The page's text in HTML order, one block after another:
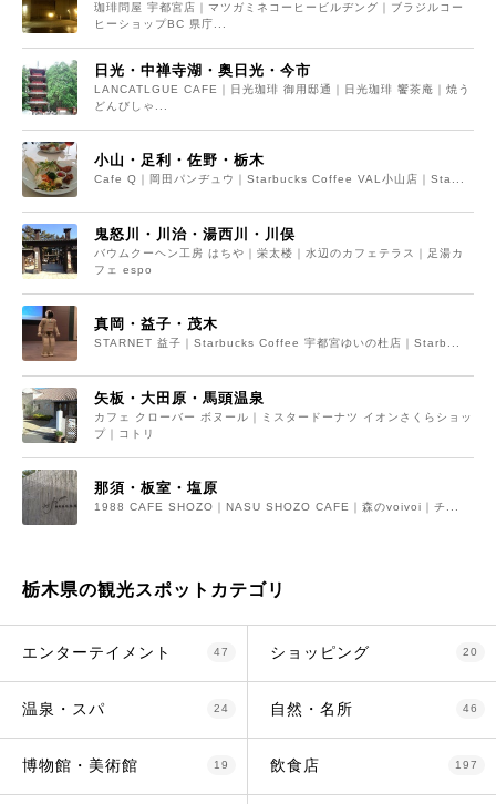
珈琲問屋 宇都宮店｜マツガミネコーヒービルヂング｜ブラジルコー
ヒーショップBC 県庁...
日光・中禅寺湖・奥日光・今市
LANCATLGUE CAFE｜日光珈琲 御用邸通｜日光珈琲 饗茶庵｜焼う
どんびしゃ...
小山・足利・佐野・栃木
Cafe Q｜岡田パンヂュウ｜Starbucks Coffee VAL小山店｜Sta...
鬼怒川・川治・湯西川・川俣
バウムクーヘン工房 はちや｜栄太楼｜水辺のカフェテラス｜足湯カ
フェ espo
真岡・益子・茂木
STARNET 益子｜Starbucks Coffee 宇都宮ゆいの杜店｜Starb...
矢板・大田原・馬頭温泉
カフェ クローバー ボヌール｜ミスタードーナツ イオンさくらショッ
プ｜コトリ
那須・板室・塩原
1988 CAFE SHOZO｜NASU SHOZO CAFE｜森のvoivoi｜チ...
栃木県の観光スポットカテゴリ
エンターテイメント 47 ショッピング 20
温泉・スパ 24 自然・名所 46
博物館・美術館 19 飲食店 197